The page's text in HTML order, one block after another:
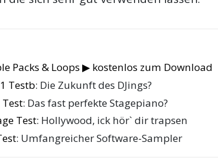
Packs & Loops ▶ kostenlos zum Download
Testb: Die Zukunft des DJings?
: Das fast perfekte Stagepiano?
Test: Hollywood, ick hör` dir trapsen
: Umfangreicher Software-Sampler